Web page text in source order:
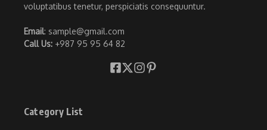
voluptatibus tenetur, perspiciatis consequuntur.
Email: sample@gmail.com
Call Us: +987 95 95 64 82
Category List